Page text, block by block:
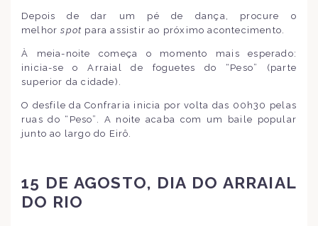
Depois de dar um pé de dança, procure o
melhorspot para assistir ao próximo acontecimento.
À meia-noite começa o momento mais esperado:
inicia-se o Arraial de foguetes do “Peso” (parte
superior da cidade).
O desfile da Confraria inicia por volta das 00h30 pelas
ruas do “Peso”. A noite acaba com um baile popular
junto ao largo do Eirô.
15 DE AGOSTO, DIA DO ARRAIAL
DO RIO